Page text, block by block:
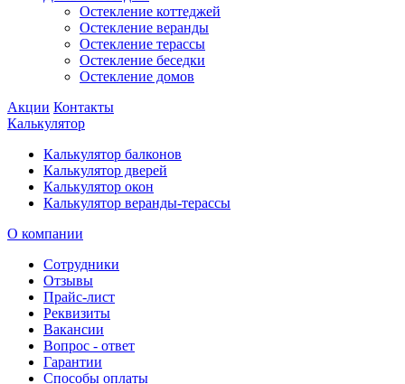
Остекление коттеджей
Остекление веранды
Остекление терассы
Остекление беседки
Остекление домов
Акции Контакты
Калькулятор
Калькулятор балконов
Калькулятор дверей
Калькулятор окон
Калькулятор веранды-терассы
О компании
Сотрудники
Отзывы
Прайс-лист
Реквизиты
Вакансии
Вопрос - ответ
Гарантии
Способы оплаты